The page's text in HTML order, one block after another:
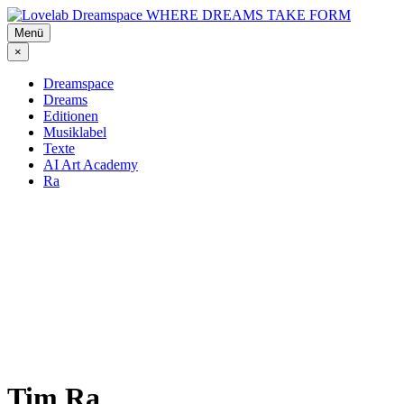
Zum
Inhalt
springen
WHERE DREAMS TAKE FORM
Menü
×
Dreamspace
Dreams
Editionen
Musiklabel
Texte
AI Art Academy
Ra